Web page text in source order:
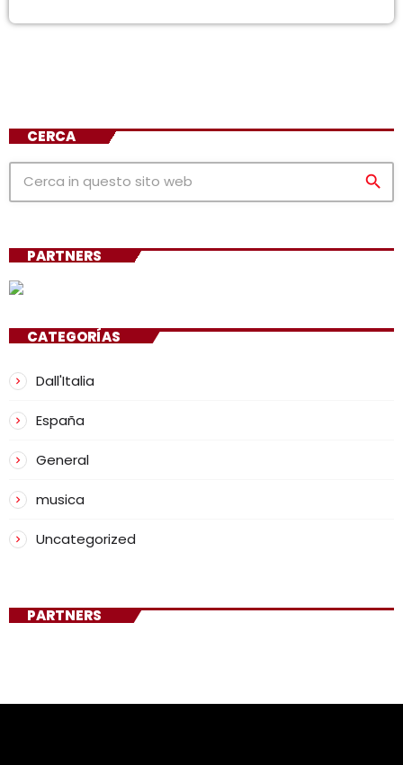
CERCA
search
PARTNERS
CATEGORÍAS
Dall'Italia
España
General
musica
Uncategorized
PARTNERS